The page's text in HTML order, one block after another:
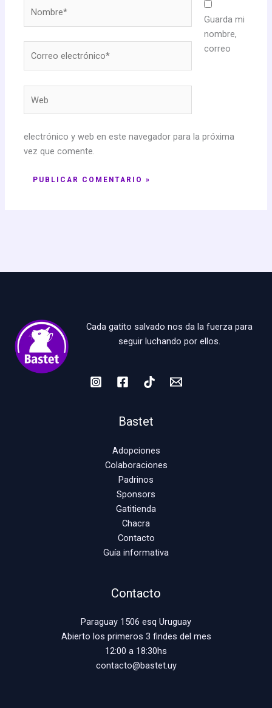
electrónico*
Guarda mi
nombre,
correo
electrónico y web en este navegador para la próxima
vez que comente.
Cada gatito salvado nos da la fuerza para
seguir luchando por ellos.
Bastet
Adopciones
Colaboraciones
Padrinos
Sponsors
Gatitienda
Chacra
Contacto
Guía informativa
Contacto
Paraguay 1506 esq Uruguay
Abierto los primeros 3 findes del mes
12:00 a 18:30hs
contacto@bastet.uy